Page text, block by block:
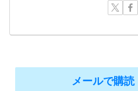
メールで購読